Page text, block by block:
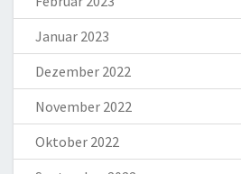
Januar 2023
Dezember 2022
November 2022
Oktober 2022